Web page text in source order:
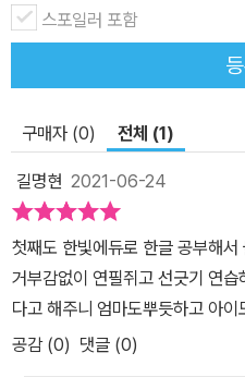
스포일러 포함
구매자 (0) 전체 (1)
길명현 2021-06-24
첫째도 한빛에듀로 한글 공부해
거부감없이 연필쥐고 선긋기 연
다고 해주니 엄마도뿌듯하고 아
공감 (0) 댓글 (0)